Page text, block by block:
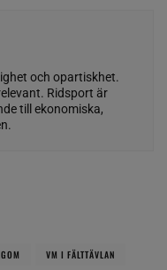
och opartiskhet.
Ridsport är
till ekonomiska,
VM I FÄLTTÄVLAN